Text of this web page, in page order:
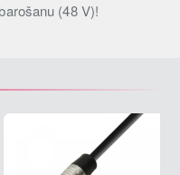
(48 V)!